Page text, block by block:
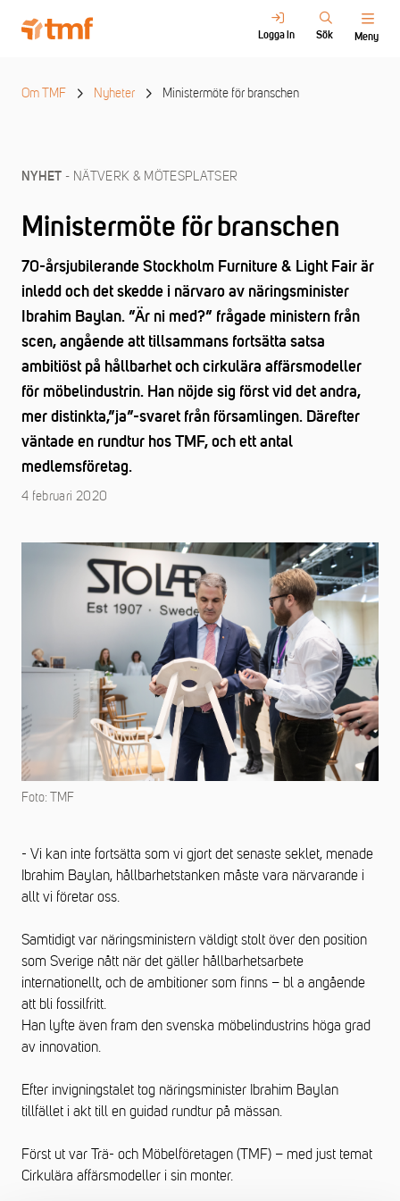
Logga in Sök Meny
Om TMF Nyheter Ministermöte för branschen
NYHET - NÄTVERK & MÖTESPLATSER
Ministermöte för branschen
70-årsjubilerande Stockholm Furniture & Light Fair är
inledd och det skedde i närvaro av näringsminister
Ibrahim Baylan. ”Är ni med?” frågade ministern från
scen, angående att tillsammans fortsätta satsa
ambitiöst på hållbarhet och cirkulära affärsmodeller
för möbelindustrin. Han nöjde sig först vid det andra,
mer distinkta,”ja”-svaret från församlingen. Därefter
väntade en rundtur hos TMF, och ett antal
medlemsföretag.
4 februari 2020
Foto: TMF
- Vi kan inte fortsätta som vi gjort det senaste seklet, menade
Ibrahim Baylan, hållbarhetstanken måste vara närvarande i
allt vi företar oss.
Samtidigt var näringsministern väldigt stolt över den position
som Sverige nått när det gäller hållbarhetsarbete
internationellt, och de ambitioner som finns – bl a angående
att bli fossilfritt.
Han lyfte även fram den svenska möbelindustrins höga grad
av innovation.
Efter invigningstalet tog näringsminister Ibrahim Baylan
tillfället i akt till en guidad rundtur på mässan.
Först ut var Trä- och Möbelföretagen (TMF) – med just temat
Cirkulära affärsmodeller i sin monter.